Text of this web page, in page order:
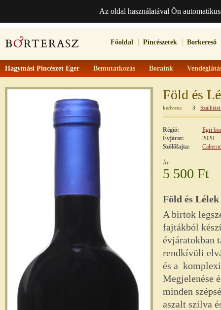
Az oldal használatával Ön
Főoldal Pincészetek Borkereső
Hagymási Pincészet Eger Bemutatkozás Boraink
Föld és
kedvenc 3
Régió:
Egri
Évjárat:
2020
Szőlőfajta:
Ár
5 500 Ft
Föld és Lélek
A birtok
fajtákból
évjáratokban
rendkívüli
és a
Megjelenése
minden
aszalt szilva